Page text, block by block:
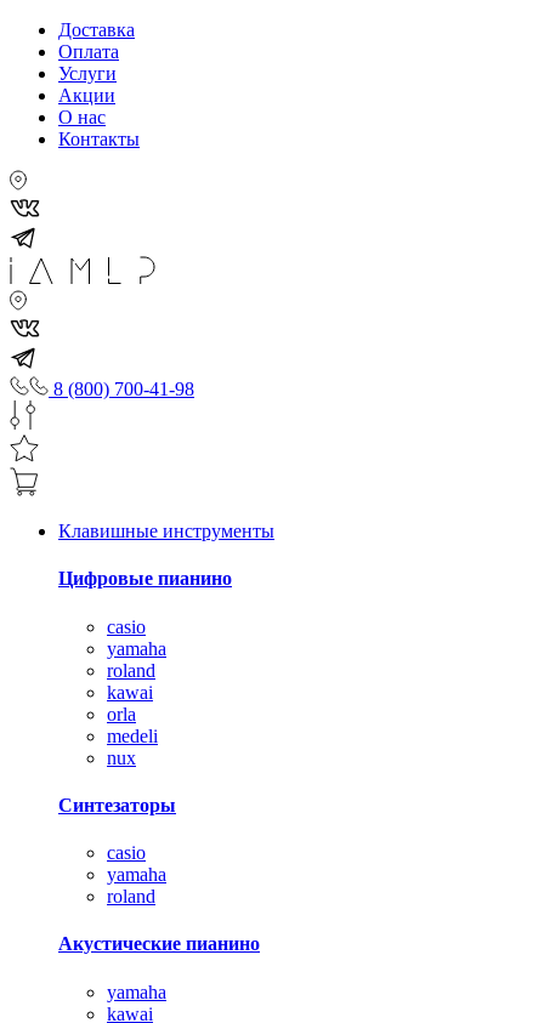
Доставка
Оплата
Услуги
Акции
О нас
Контакты
8 (800) 700-41-98
Клавишные инструменты
Цифровые пианино
casio
yamaha
roland
kawai
orla
medeli
nux
Синтезаторы
casio
yamaha
roland
Акустические пианино
yamaha
kawai